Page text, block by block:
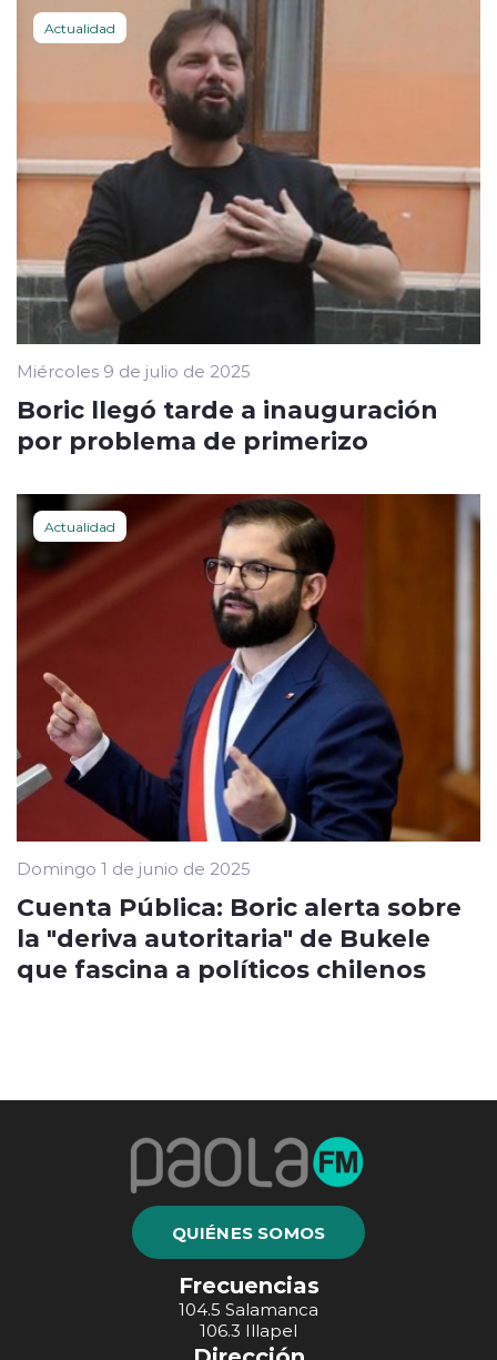
Actualidad
Miércoles 9 de julio de 2025
Boric llegó tarde a inauguración
por problema de primerizo
Actualidad
Domingo 1 de junio de 2025
Cuenta Pública: Boric alerta sobre
la "deriva autoritaria" de Bukele
que fascina a políticos chilenos
QUIÉNES SOMOS
Frecuencias
104.5 Salamanca
106.3 Illapel